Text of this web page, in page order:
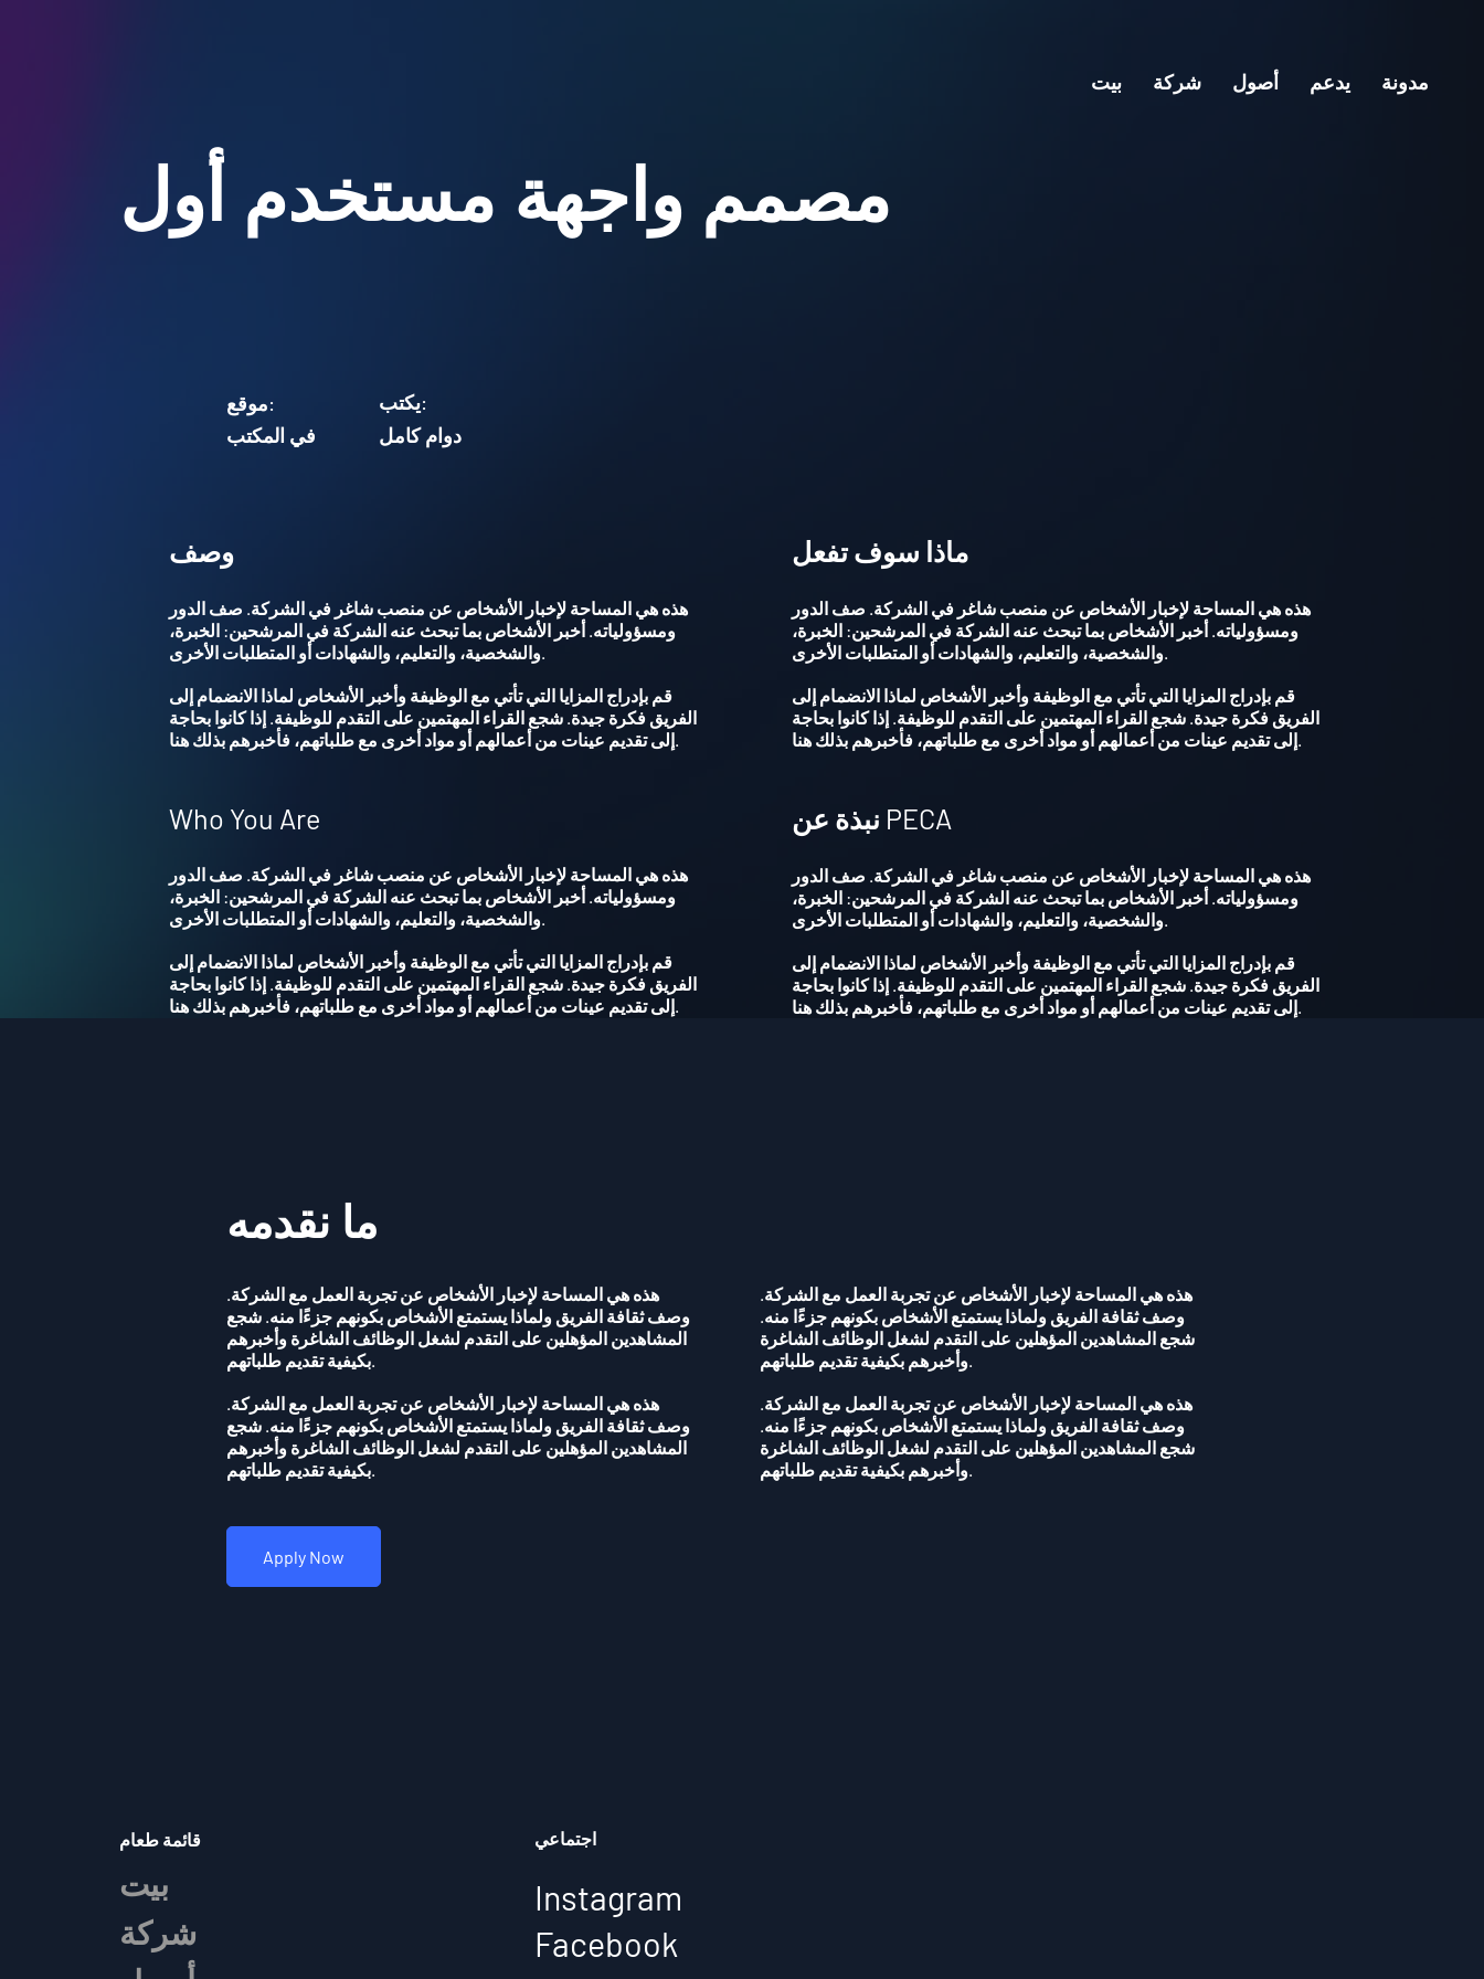
بيت شركة أصول يدعم مدونة
مصمم واجهة مستخدم أول
موقع:
في المكتب
يكتب:
دوام كامل
Who You Are
هذه هي المساحة لإخبار الأشخاص عن منصب شاغر في الشركة. صف الدور
ومسؤولياته. أخبر الأشخاص بما تبحث عنه الشركة في المرشحين: الخبرة،
والشخصية، والتعليم، والشهادات أو المتطلبات الأخرى.
قم بإدراج المزايا التي تأتي مع الوظيفة وأخبر الأشخاص لماذا الانضمام إلى
الفريق فكرة جيدة. شجع القراء المهتمين على التقدم للوظيفة. إذا كانوا بحاجة
إلى تقديم عينات من أعمالهم أو مواد أخرى مع طلباتهم، فأخبرهم بذلك هنا.
وصف
هذه هي المساحة لإخبار الأشخاص عن منصب شاغر في الشركة. صف الدور
ومسؤولياته. أخبر الأشخاص بما تبحث عنه الشركة في المرشحين: الخبرة،
والشخصية، والتعليم، والشهادات أو المتطلبات الأخرى.
قم بإدراج المزايا التي تأتي مع الوظيفة وأخبر الأشخاص لماذا الانضمام إلى
الفريق فكرة جيدة. شجع القراء المهتمين على التقدم للوظيفة. إذا كانوا بحاجة
إلى تقديم عينات من أعمالهم أو مواد أخرى مع طلباتهم، فأخبرهم بذلك هنا.
ماذا سوف تفعل
هذه هي المساحة لإخبار الأشخاص عن منصب شاغر في الشركة. صف الدور
ومسؤولياته. أخبر الأشخاص بما تبحث عنه الشركة في المرشحين: الخبرة،
والشخصية، والتعليم، والشهادات أو المتطلبات الأخرى.
قم بإدراج المزايا التي تأتي مع الوظيفة وأخبر الأشخاص لماذا الانضمام إلى
الفريق فكرة جيدة. شجع القراء المهتمين على التقدم للوظيفة. إذا كانوا بحاجة
إلى تقديم عينات من أعمالهم أو مواد أخرى مع طلباتهم، فأخبرهم بذلك هنا.
نبذة عن PECA
هذه هي المساحة لإخبار الأشخاص عن منصب شاغر في الشركة. صف الدور
ومسؤولياته. أخبر الأشخاص بما تبحث عنه الشركة في المرشحين: الخبرة،
والشخصية، والتعليم، والشهادات أو المتطلبات الأخرى.
قم بإدراج المزايا التي تأتي مع الوظيفة وأخبر الأشخاص لماذا الانضمام إلى
الفريق فكرة جيدة. شجع القراء المهتمين على التقدم للوظيفة. إذا كانوا بحاجة
إلى تقديم عينات من أعمالهم أو مواد أخرى مع طلباتهم، فأخبرهم بذلك هنا.
ما نقدمه
هذه هي المساحة لإخبار الأشخاص عن تجربة العمل مع الشركة.
وصف ثقافة الفريق ولماذا يستمتع الأشخاص بكونهم جزءًا منه. شجع
المشاهدين المؤهلين على التقدم لشغل الوظائف الشاغرة وأخبرهم
بكيفية تقديم طلباتهم.
هذه هي المساحة لإخبار الأشخاص عن تجربة العمل مع الشركة.
وصف ثقافة الفريق ولماذا يستمتع الأشخاص بكونهم جزءًا منه. شجع
المشاهدين المؤهلين على التقدم لشغل الوظائف الشاغرة وأخبرهم
بكيفية تقديم طلباتهم.
هذه هي المساحة لإخبار الأشخاص عن تجربة العمل مع الشركة.
وصف ثقافة الفريق ولماذا يستمتع الأشخاص بكونهم جزءًا منه.
شجع المشاهدين المؤهلين على التقدم لشغل الوظائف الشاغرة
هذه هي المساحة لإخبار الأشخاص عن تجربة العمل مع الشركة.
وصف ثقافة الفريق ولماذا يستمتع الأشخاص بكونهم جزءًا منه.
شجع المشاهدين المؤهلين على التقدم لشغل الوظائف الشاغرة
Apply Now
قائمة طعام
بيت
شركة
اجتماعي
Instagram
Facebook